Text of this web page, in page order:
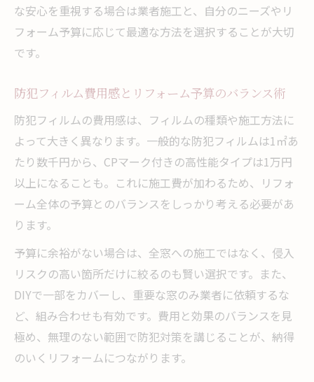
な安心を重視する場合は業者施工と、自分のニーズやリ
フォーム予算に応じて最適な方法を選択することが大切
です。
防犯フィルム費用感とリフォーム予算のバランス術
防犯フィルムの費用感は、フィルムの種類や施工方法に
よって大きく異なります。一般的な防犯フィルムは1㎡あ
たり数千円から、CPマーク付きの高性能タイプは1万円
以上になることも。これに施工費が加わるため、リフォ
ーム全体の予算とのバランスをしっかり考える必要があ
ります。
予算に余裕がない場合は、全窓への施工ではなく、侵入
リスクの高い箇所だけに絞るのも賢い選択です。また、
DIYで一部をカバーし、重要な窓のみ業者に依頼するな
ど、組み合わせも有効です。費用と効果のバランスを見
極め、無理のない範囲で防犯対策を講じることが、納得
のいくリフォームにつながります。